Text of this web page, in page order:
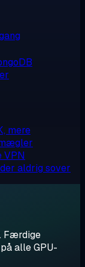
mere
VPN
aldrig sover
Færdige
alle GPU-